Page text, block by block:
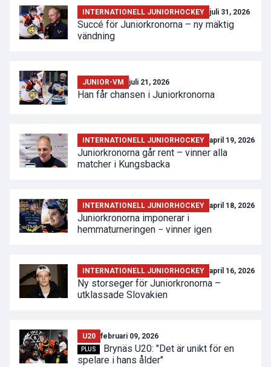
INTERNATIONELL JUNIORHOCKEY juli 31, 2026
Succé för Juniorkronorna – ny mäktig
vändning
JUNIOR-VM juli 21, 2026
Han får chansen i Juniorkronorna
INTERNATIONELL JUNIORHOCKEY april 19, 2026
Juniorkronorna går rent – vinner alla
matcher i Kungsbacka
INTERNATIONELL JUNIORHOCKEY april 18, 2026
Juniorkronorna imponerar i
hemmaturneringen − vinner igen
INTERNATIONELL JUNIORHOCKEY april 16, 2026
Ny storseger för Juniorkronorna –
utklassade Slovakien
U20 februari 09, 2026
PLUS
Brynäs U20: "Det är unikt för en
spelare i hans ålder"